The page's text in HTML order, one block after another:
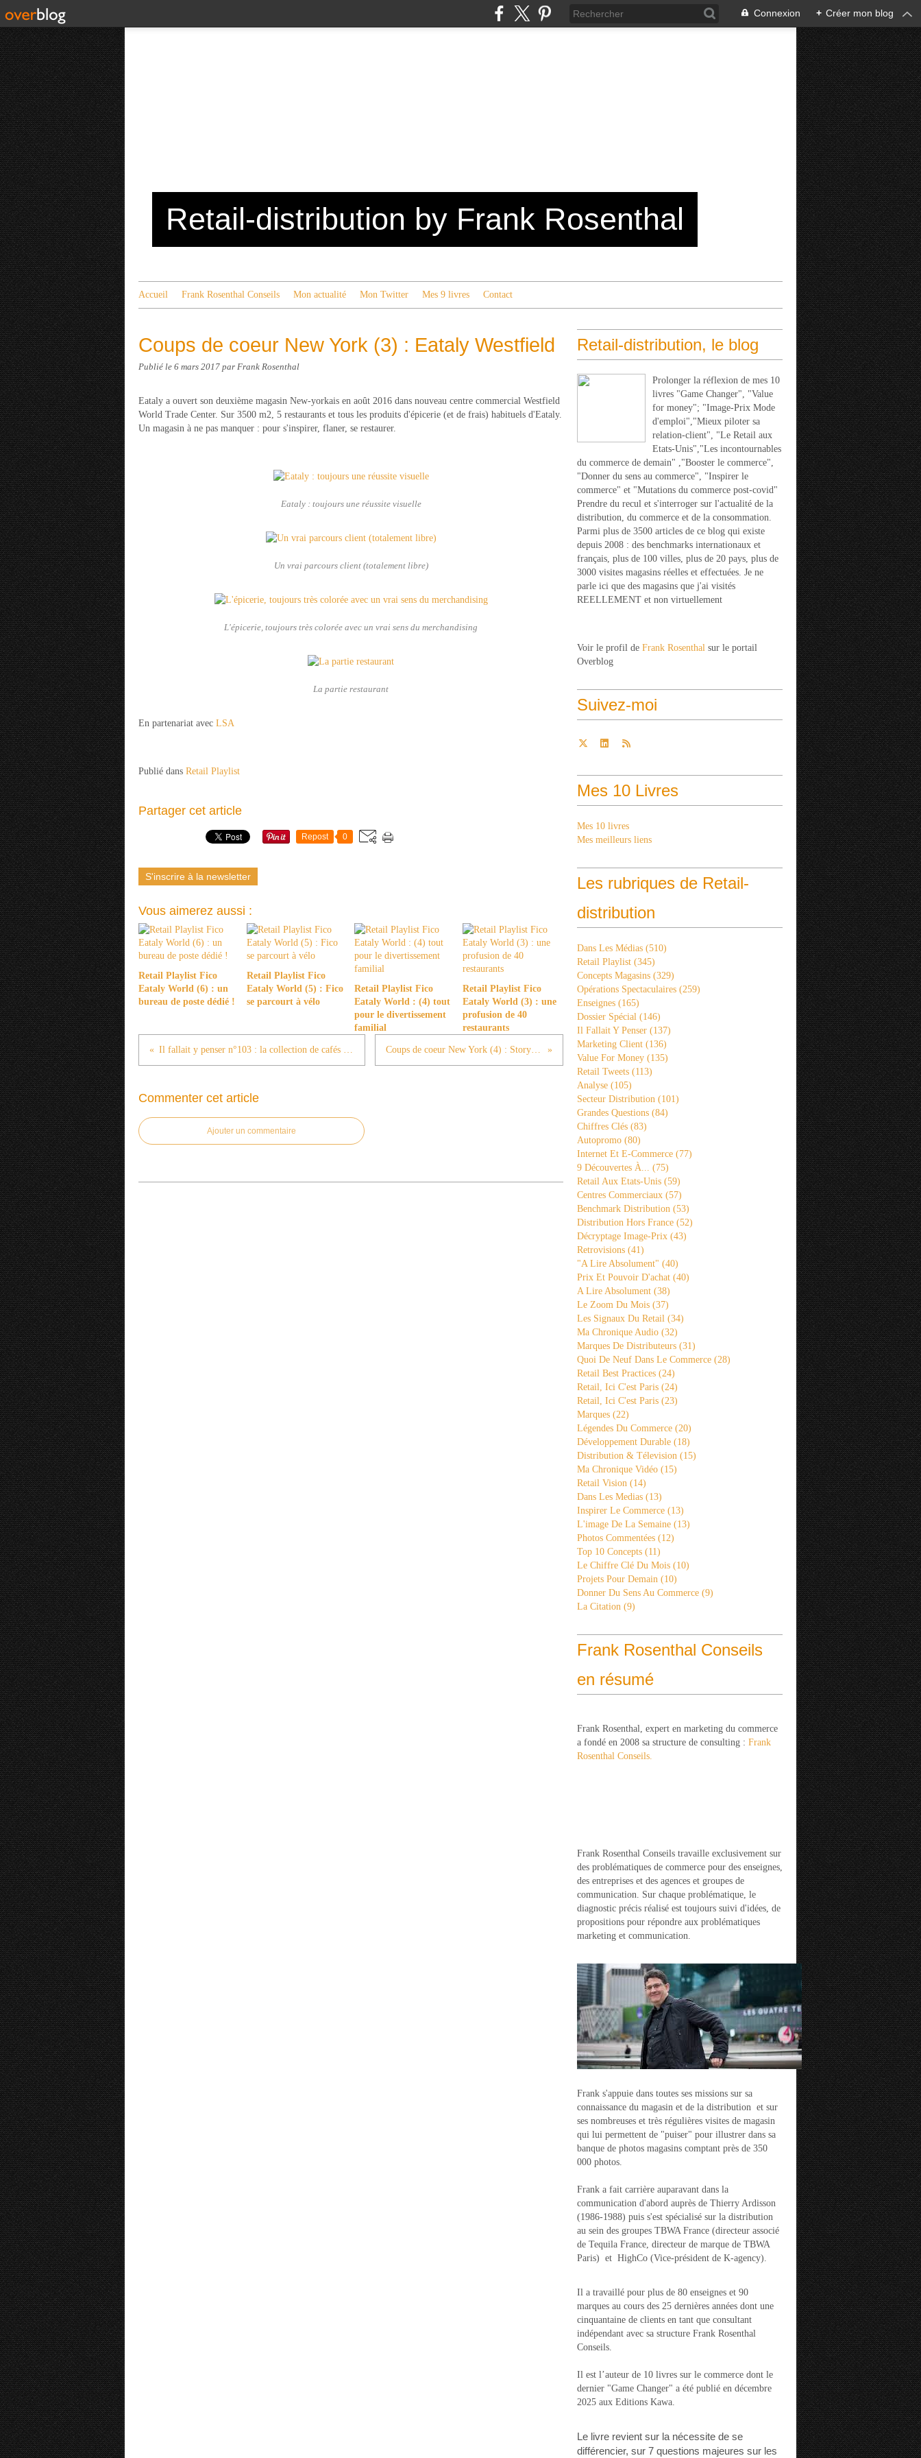
Connexion + Créer mon blog
Retail-distribution by Frank Rosenthal
Accueil Frank Rosenthal Conseils Mon actualité Mon Twitter Mes 9 livres Contact
Coups de coeur New York (3) : Eataly Westfield
Publié le 6 mars 2017 par Frank Rosenthal
Eataly a ouvert son deuxième magasin New-yorkais en août 2016 dans nouveau centre commercial Westfield
World Trade Center. Sur 3500 m2, 5 restaurants et tous les produits d'épicerie (et de frais) habituels d'Eataly.
Un magasin à ne pas manquer : pour s'inspirer, flaner, se restaurer.
Eataly : toujours une réussite visuelle
Un vrai parcours client (totalement libre)
L'épicerie, toujours très colorée avec un vrai sens du merchandising
La partie restaurant
En partenariat avec LSA
Publié dans Retail Playlist
Partager cet article
Repost 0
S'inscrire à la newsletter
Vous aimerez aussi :
Retail Playlist Fico
Eataly World (6) : un
bureau de poste dédié !
Retail Playlist Fico
Eataly World (5) : Fico
se parcourt à vélo
Retail Playlist Fico
Eataly World : (4) tout
pour le divertissement
familial
Retail Playlist Fico
Eataly World (3) : une
profusion de 40
restaurants
Il fallait y penser n°103 : la collection de cafés de Fairway pour les "coffee lovers" Coups de coeur New York (4) : Story choisit le thème des vacances
Commenter cet article
Ajouter un commentaire
Retail-distribution, le blog
Prolonger la réflexion de mes 10
livres "Game Changer", "Value
for money"; "Image-Prix Mode
d'emploi","Mieux piloter sa
relation-client", "Le Retail aux
Etats-Unis","Les incontournables
du commerce de demain" ,"Booster le commerce",
"Donner du sens au commerce", "Inspirer le
commerce" et "Mutations du commerce post-covid"
Prendre du recul et s'interroger sur l'actualité de la
distribution, du commerce et de la consommation.
Parmi plus de 3500 articles de ce blog qui existe
depuis 2008 : des benchmarks internationaux et
français, plus de 100 villes, plus de 20 pays, plus de
3000 visites magasins réelles et effectuées. Je ne
parle ici que des magasins que j'ai visités
REELLEMENT et non virtuellement
Voir le profil de Frank Rosenthal sur le portail
Overblog
Suivez-moi
Mes 10 Livres
Mes 10 livres
Mes meilleurs liens
Les rubriques de Retail-
distribution
Dans Les Médias (510)
Retail Playlist (345)
Concepts Magasins (329)
Opérations Spectaculaires (259)
Enseignes (165)
Dossier Spécial (146)
Il Fallait Y Penser (137)
Marketing Client (136)
Value For Money (135)
Retail Tweets (113)
Analyse (105)
Secteur Distribution (101)
Grandes Questions (84)
Chiffres Clés (83)
Autopromo (80)
Internet Et E-Commerce (77)
9 Découvertes À... (75)
Retail Aux Etats-Unis (59)
Centres Commerciaux (57)
Benchmark Distribution (53)
Distribution Hors France (52)
Décryptage Image-Prix (43)
Retrovisions (41)
"a Lire Absolument" (40)
Prix Et Pouvoir D'achat (40)
A Lire Absolument (38)
Le Zoom Du Mois (37)
Les Signaux Du Retail (34)
Ma Chronique Audio (32)
Marques De Distributeurs (31)
Quoi De Neuf Dans Le Commerce (28)
Retail Best Practices (24)
Retail, Ici C'est Paris (24)
Retail, Ici C'est Paris (23)
Marques (22)
Légendes Du Commerce (20)
Développement Durable (18)
Distribution & Télevision (15)
Ma Chronique Vidéo (15)
Retail Vision (14)
Dans Les Medias (13)
Inspirer Le Commerce (13)
L'image De La Semaine (13)
Photos Commentées (12)
Top 10 Concepts (11)
Le Chiffre Clé Du Mois (10)
Projets Pour Demain (10)
Donner Du Sens Au Commerce (9)
La Citation (9)
Frank Rosenthal Conseils
en résumé
Frank Rosenthal, expert en marketing du commerce
a fondé en 2008 sa structure de consulting : Frank
Rosenthal Conseils.
Frank Rosenthal Conseils travaille exclusivement sur
des problématiques de commerce pour des enseignes,
des entreprises et des agences et groupes de
communication. Sur chaque problématique, le
diagnostic précis réalisé est toujours suivi d'idées, de
propositions pour répondre aux problématiques
marketing et communication.
Frank s'appuie dans toutes ses missions sur sa
connaissance du magasin et de la distribution et sur
ses nombreuses et très régulières visites de magasin
qui lui permettent de "puiser" pour illustrer dans sa
banque de photos magasins comptant près de 350
000 photos.
Frank a fait carrière auparavant dans la
communication d'abord auprès de Thierry Ardisson
(1986-1988) puis s'est spécialisé sur la distribution
au sein des groupes TBWA France (directeur associé
de Tequila France, directeur de marque de TBWA
Paris) et HighCo (Vice-président de K-agency).
Il a travaillé pour plus de 80 enseignes et 90
marques au cours des 25 dernières années dont une
cinquantaine de clients en tant que consultant
indépendant avec sa structure Frank Rosenthal
Conseils.
Il est l’auteur de 10 livres sur le commerce dont le
dernier "Game Changer" a été publié en décembre
2025 aux Editions Kawa.
Le livre revient sur la nécessite de se
différencier, sur 7 questions majeures sur les